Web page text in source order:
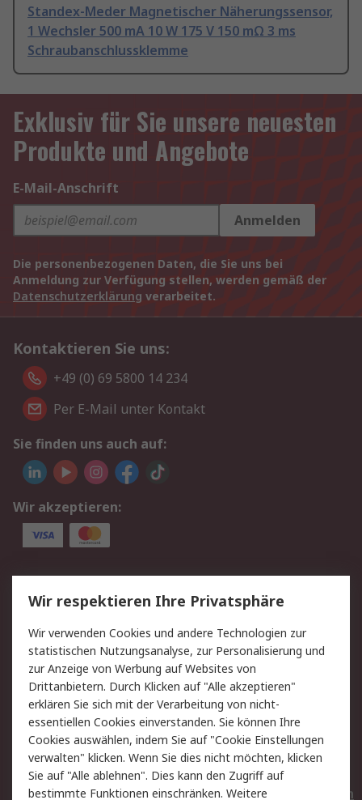
Standex-Meder Magnetischer Näherungssensor,
1 Wechsler 500 mA 10 W 175 V 150 mΩ 3 ms
Schraubanschlussklemme
Exklusiv für Sie unsere neuesten
Produkte und Angebote
E-Mail-Anschrift
Anmelden
Die personenbezogenen Daten, die Sie uns bei
Anmeldung zur Verfügung stellen, werden gemäß der
Datenschutzerklärung verarbeitet.
Kontaktieren Sie uns:
+49 (0) 69 5800 14 234
Per E-Mail unter Kontakt
Sie finden uns auch auf:
Wir akzeptieren:
Service
Value Added Services
Lieferlösungen
Rücksendungen
Kontakt
Hilfe
Privatkunden
Rechtliches
AGB
Datenschutz
Cookie-Richtlinie
Zahlungsbedingungen
Copyright/Impressum
Entsorgung
Elektrogeräte/Batterien
Wir respektieren Ihre Privatsphäre
Wir verwenden Cookies und andere Technologien zur
statistischen Nutzungsanalyse, zur Personalisierung und
zur Anzeige von Werbung auf Websites von
Drittanbietern. Durch Klicken auf "Alle akzeptieren"
erklären Sie sich mit der Verarbeitung von nicht-
essentiellen Cookies einverstanden. Sie können Ihre
Cookies auswählen, indem Sie auf "Cookie Einstellungen
verwalten" klicken. Wenn Sie dies nicht möchten, klicken
Sie auf "Alle ablehnen". Dies kann den Zugriff auf
bestimmte Funktionen einschränken. Weitere